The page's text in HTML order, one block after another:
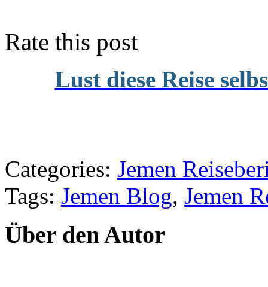
Rate this post
Lust diese Reise
Categories: Jemen
Tags: Jemen Blog, Jemen
Über den Autor